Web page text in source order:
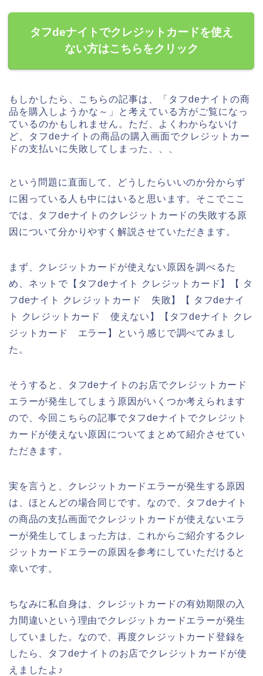
タフdeナイトでクレジットカードを使え
ない方はこちらをクリック
もしかしたら、こちらの記事は、「タフdeナイトの商
品を購入しようかな～」と考えている方がご覧になっ
ているのかもしれません。ただ、よくわからないけ
ど、タフdeナイトの商品の購入画面でクレジットカー
ドの支払いに失敗してしまった、、、
という問題に直面して、どうしたらいいのか分からず
に困っている人も中にはいると思います。そこでここ
では、タフdeナイトのクレジットカードの失敗する原
因について分かりやすく解説させていただきます。
まず、クレジットカードが使えない原因を調べるた
め、ネットで【タフdeナイト クレジットカード】【 タ
フdeナイト クレジットカード 失敗】【 タフdeナイ
ト クレジットカード 使えない】【タフdeナイト クレ
ジットカード エラー】という感じで調べてみまし
た。
そうすると、タフdeナイトのお店でクレジットカード
エラーが発生してしまう原因がいくつか考えられます
ので、今回こちらの記事でタフdeナイトでクレジット
カードが使えない原因についてまとめて紹介させてい
ただきます。
実を言うと、クレジットカードエラーが発生する原因
は、ほとんどの場合同じです。なので、タフdeナイト
の商品の支払画面でクレジットカードが使えないエラ
ーが発生してしまった方は、これからご紹介するクレ
ジットカードエラーの原因を参考にしていただけると
幸いです。
ちなみに私自身は、クレジットカードの有効期限の入
力間違いという理由でクレジットカードエラーが発生
していました。なので、再度クレジットカード登録を
したら、タフdeナイトのお店でクレジットカードが使
えましたよ♪